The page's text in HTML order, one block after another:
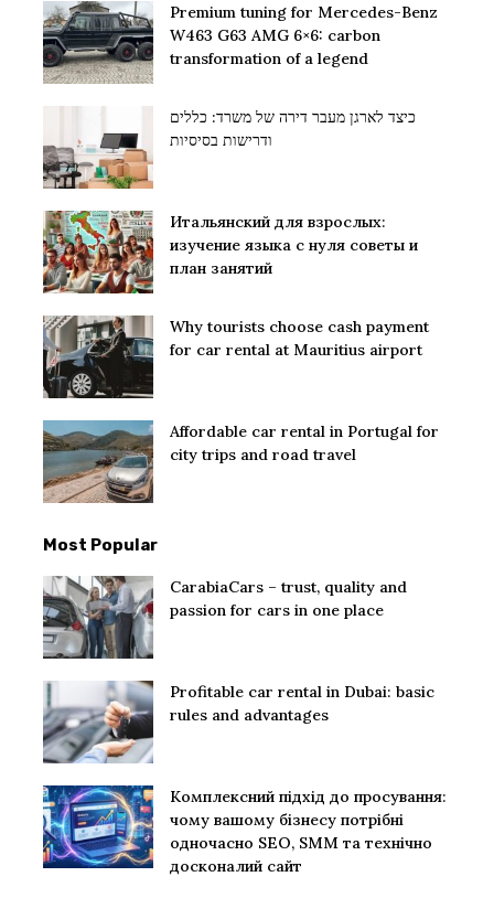
Premium tuning for Mercedes-Benz
W463 G63 AMG 6×6: carbon
transformation of a legend
כיצד לארגן מעבר דירה של משרד: כללים
ודרישות בסיסיות
Итальянский для взрослых:
изучение языка с нуля советы и
план занятий
Why tourists choose cash payment
for car rental at Mauritius airport
Affordable car rental in Portugal for
city trips and road travel
Most Popular
CarabiaCars – trust, quality and
passion for cars in one place
Profitable car rental in Dubai: basic
rules and advantages
Комплексний підхід до просування:
чому вашому бізнесу потрібні
одночасно SEO, SMM та технічно
досконалий сайт